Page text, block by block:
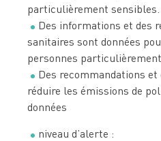
particulièrement sensibles.
Des informations et des
sanitaires sont données
personnes
Des recommandations
réduire les émissions de
données
niveau d’alerte :